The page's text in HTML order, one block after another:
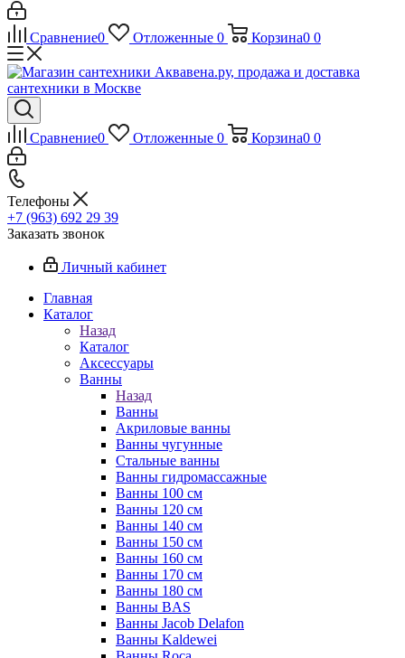
Сравнение0 Отложенные 0 Корзина0 0
Сравнение0 Отложенные 0 Корзина0 0
Телефоны
+7 (963) 692 29 39
Заказать звонок
Личный кабинет
Главная
Каталог
Назад
Каталог
Аксессуары
Ванны
Назад
Ванны
Акриловые ванны
Ванны чугунные
Стальные ванны
Ванны гидромассажные
Ванны 100 см
Ванны 120 см
Ванны 140 см
Ванны 150 см
Ванны 160 см
Ванны 170 см
Ванны 180 см
Ванны BAS
Ванны Jacob Delafon
Ванны Kaldewei